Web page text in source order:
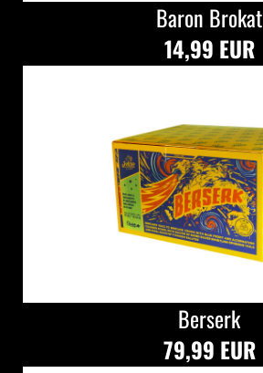
Baron Brokat
14,99 EUR
Berserk
79,99 EUR